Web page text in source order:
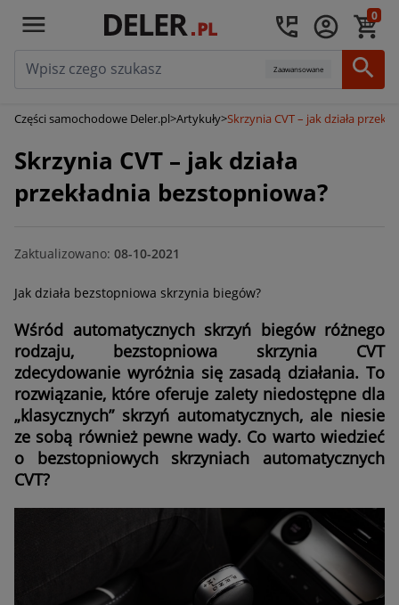
0
Zaawansowane
Części samochodowe Deler.pl>Artykuły>Skrzynia CVT – jak działa
Skrzynia CVT – jak działa
przekładnia bezstopniowa?
Zaktualizowano: 08-10-2021
Jak działa bezstopniowa skrzynia biegów?
Wśród automatycznych skrzyń biegów różnego
rodzaju, bezstopniowa skrzynia CVT
zdecydowanie wyróżnia się zasadą działania. To
rozwiązanie, które oferuje zalety niedostępne dla
„klasycznych” skrzyń automatycznych, ale niesie
ze sobą również pewne wady. Co warto wiedzieć
o bezstopniowych skrzyniach automatycznych
CVT?